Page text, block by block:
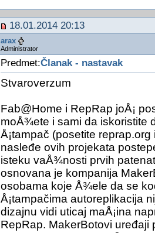
18.01.2014 20:13
arax
Administrator
Predmet:Članak - nastavak
Stvaroverzum
Fab@Home i RepRap joÅ¡
moÅ¾ete i sami da iskoristite
Å¡tampač (posetite
nasleđe ovih projekata
isteku vaÅ¾nosti prvih
osnovana je kompanija
osobama koje Å¾ele da se
Å¡tampačima autoreplikacija
dizajnu vidi uticaj maÅ¡ina
RepRap. MakerBotovi uređaji